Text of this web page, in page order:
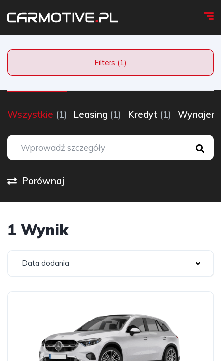
Filters (1)
Wszystkie (1) Leasing (1) Kredyt (1) Wynajem
Porównaj
1 Wynik
Data dodania